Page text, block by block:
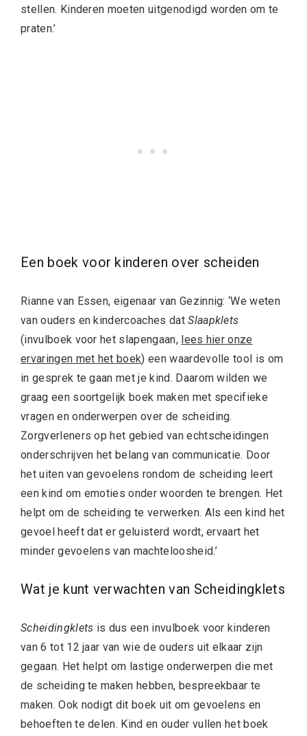
stellen. Kinderen moeten uitgenodigd worden om te
praten.’
Een boek voor kinderen over scheiden
Rianne van Essen, eigenaar van Gezinnig: ‘We weten
van ouders en kindercoaches datSlaapklets
(invulboek voor het slapengaan, lees hier onze
ervaringen met het boek) een waardevolle tool is om
in gesprek te gaan met je kind. Daarom wilden we
graag een soortgelijk boek maken met specifieke
vragen en onderwerpen over de scheiding.
Zorgverleners op het gebied van echtscheidingen
onderschrijven het belang van communicatie. Door
het uiten van gevoelens rondom de scheiding leert
een kind om emoties onder woorden te brengen. Het
helpt om de scheiding te verwerken. Als een kind het
gevoel heeft dat er geluisterd wordt, ervaart het
minder gevoelens van machteloosheid.’
Wat je kunt verwachten van Scheidingklets
Scheidingklets is dus een invulboek voor kinderen
van 6 tot 12 jaar van wie de ouders uit elkaar zijn
gegaan. Het helpt om lastige onderwerpen die met
de scheiding te maken hebben, bespreekbaar te
maken. Ook nodigt dit boek uit om gevoelens en
behoeften te delen. Kind en ouder vullen het boek